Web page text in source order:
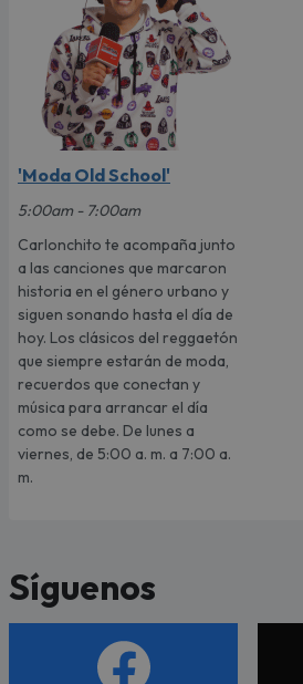
'Moda Old School'
5:00am - 7:00am
Carlonchito te acompaña junto
a las canciones que marcaron
historia en el género urbano y
siguen sonando hasta el día de
hoy. Los clásicos del reggaetón
que siempre estarán de moda,
recuerdos que conectan y
música para arrancar el día
como se debe. De lunes a
viernes, de 5:00 a. m. a 7:00 a.
m.
Síguenos